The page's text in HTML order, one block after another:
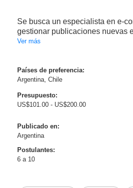
Se busca un especialista en e-
gestionar publicaciones nuevas
para un negocio de bombillas de
Ver más
Países de preferencia:
Argentina, Chile
Presupuesto:
US$101.00 - US$200.00
Publicado en:
Argentina
Postulantes:
6 a 10